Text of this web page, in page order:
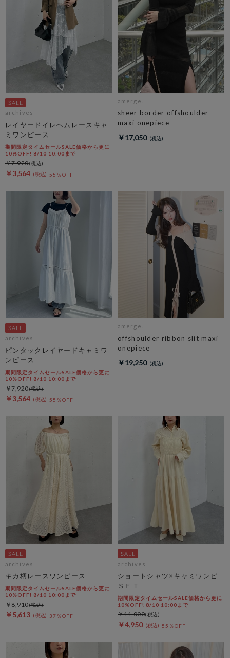
archives
レイヤードイレヘムレースキャ
ミワンピース
期間限定タイムセールSALE価格から更に
10%OFF! 8/10 10:00まで
￥3,564 55％OFF
￥7,920
amerge.
sheer border offshoulder
maxi onepiece
￥17,050
archives
ピンタックレイヤードキャミワ
ンピース
期間限定タイムセールSALE価格から更に
10%OFF! 8/10 10:00まで
￥3,564 55％OFF
￥7,920
amerge.
offshoulder ribbon slit maxi
onepiece
￥19,250
archives
キカ柄レースワンピース
期間限定タイムセールSALE価格から更に
10%OFF! 8/10 10:00まで
￥5,613 37％OFF
￥8,910
archives
ショートシャツ×キャミワンピ
ＳＥＴ
期間限定タイムセールSALE価格から更に
10%OFF! 8/10 10:00まで
￥4,950 55％OFF
￥11,000